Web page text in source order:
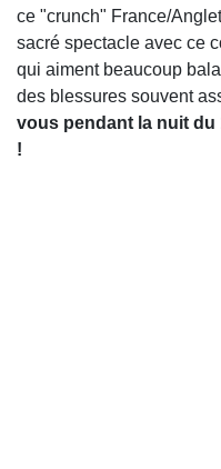
ce "crunch" France/
sacré spectacle avec ce
qui aiment beaucoup
des blessures souvent
vous pendant la nuit du
!